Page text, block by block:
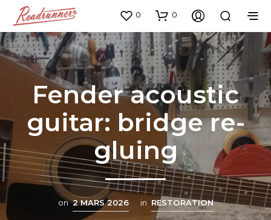
0 0
Fender acoustic
guitar: bridge re-
gluing
on 2 MARS 2026 in RESTORATION